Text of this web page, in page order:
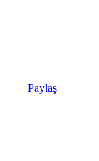
Paylaş